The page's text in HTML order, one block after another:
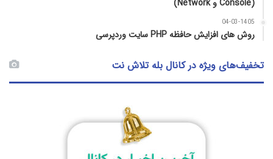
(Console و Network)
04-03-1405
روش‌ های افزایش حافظه PHP سایت وردپرسی
تخفیف‌های ویژه در کانال بله تلاش نت